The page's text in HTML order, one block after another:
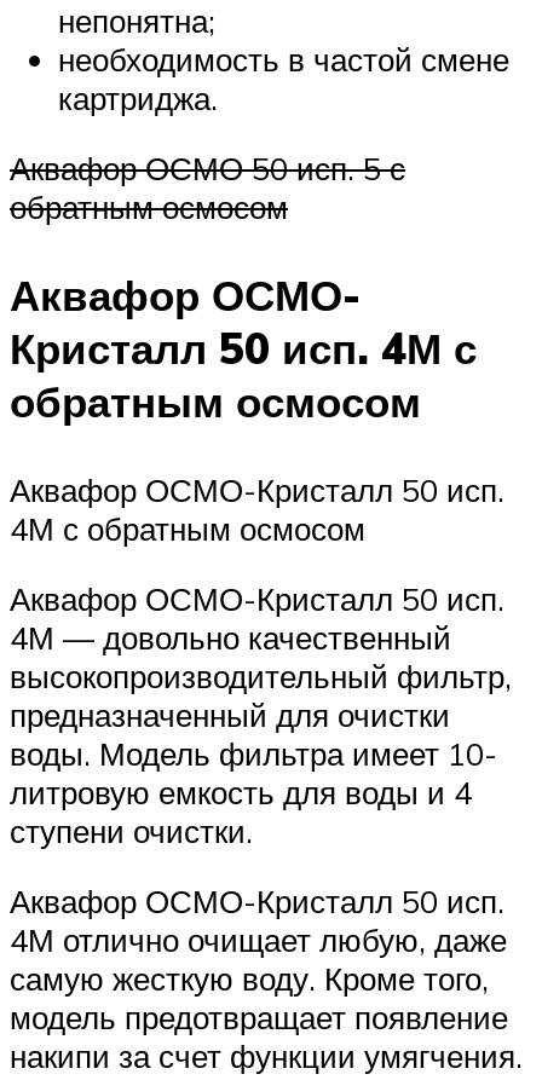
непонятна;
необходимость в частой смене
картриджа.
Аквафор ОСМО 50 исп. 5 с
обратным осмосом
Аквафор ОСМО-
Кристалл 50 исп. 4М с
обратным осмосом
Аквафор ОСМО-Кристалл 50 исп.
4М с обратным осмосом
Аквафор ОСМО-Кристалл 50 исп.
4М — довольно качественный
высокопроизводительный фильтр,
предназначенный для очистки
воды. Модель фильтра имеет 10-
литровую емкость для воды и 4
ступени очистки.
Аквафор ОСМО-Кристалл 50 исп.
4М отлично очищает любую, даже
самую жесткую воду. Кроме того,
модель предотвращает появление
накипи за счет функции умягчения.